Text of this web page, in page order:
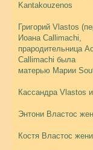
Kantakouzenos
Григорий Vlastos
Иоана Callimachi,
прародительница
Callimachi была
матерью Марии
Кассандра Vlastos
Энтони Властос
Костя Властос